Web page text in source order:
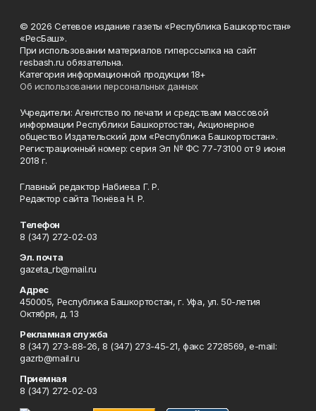
© 2026 Сетевое издание газеты «Республика Башкортостан»
«РесБаш».
При использовании материалов гиперссылка на сайт
resbash.ru обязательна.
Категория информационной продукции 18+
Об использовании персональных данных
Учредители: Агентство по печати и средствам массовой
информации Республики Башкортостан, Акционерное
общество Издательский дом «Республика Башкортостан».
Регистрационный номер: серия Эл № ФС 77-73100 от 9 июня
2018 г.
Главный редактор Набиева Г. Р.
Редактор сайта Тюнёва Н. Р.
Телефон
8 (347) 272-02-03
Эл. почта
gazeta_rb@mail.ru
Адрес
450005, Республика Башкортостан, г. Уфа, ул. 50-летия
Октября, д. 13
Рекламная служба
8 (347) 273-88-26, 8 (347) 273-45-21, факс 2728569, e-mail:
gazrb@mail.ru
Приемная
8 (347) 272-02-03